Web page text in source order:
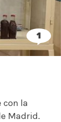
1
con la
Madrid.